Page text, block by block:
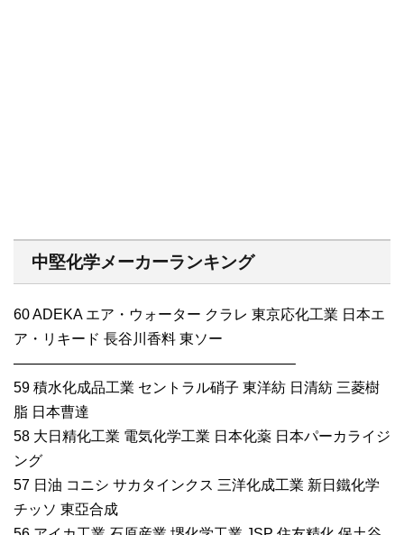
中堅化学メーカーランキング
60 ADEKA エア・ウォーター クラレ 東京応化工業 日本エ
ア・リキード 長谷川香料 東ソー
———————————————————–
59 積水化成品工業 セントラル硝子 東洋紡 日清紡 三菱樹
脂 日本曹達
58 大日精化工業 電気化学工業 日本化薬 日本パーカライジ
ング
57 日油 コニシ サカタインクス 三洋化成工業 新日鐵化学
チッソ 東亞合成